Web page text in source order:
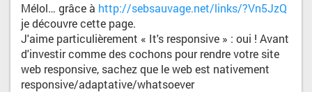
Mélol… grâce à http://sebsauvage.net/links/?Vn5JzQ
je découvre cette page.
J'aime particulièrement « It's responsive » : oui ! Avant
d'investir comme des cochons pour rendre votre site
web responsive, sachez que le web est nativement
responsive/adaptative/whatsoever